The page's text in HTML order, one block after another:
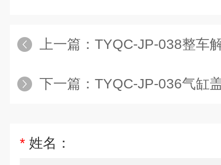
上一篇： TYQC-JP-038整车解剖
下一篇： TYQC-JP-036气缸盖解剖解
* 姓名：